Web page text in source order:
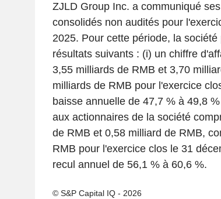
ZJLD Group Inc. a communiqué
consolidés non audités pour
2025. Pour cette période, la
résultats suivants : (i) un chiffre
3,55 milliards de RMB et 3,70
milliards de RMB pour l'exercice
baisse annuelle de 47,7 % à 49,8
aux actionnaires de la société
de RMB et 0,58 milliard de RMB,
RMB pour l'exercice clos le 31
recul annuel de 56,1 % à 60,6 %.
© S&P Capital IQ - 2026